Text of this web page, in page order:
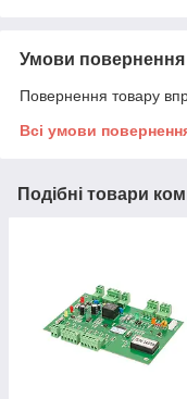
Умови повернення
Повернення товару
Всі умови
Подібні товари